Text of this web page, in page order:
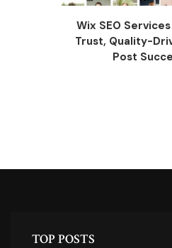
Wix SEO
Trust, Quality-
Post
TOP POSTS